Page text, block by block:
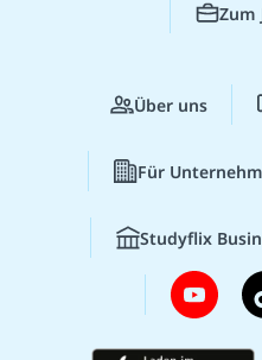
Zum
Über uns
Für
Studyflix